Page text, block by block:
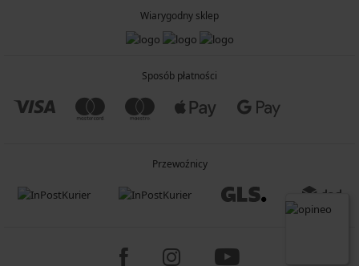
Wiarygodny sklep
Sposób płatności
Przewoźnicy